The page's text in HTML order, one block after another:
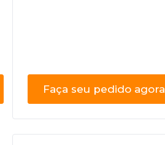
Faça seu pedido agora